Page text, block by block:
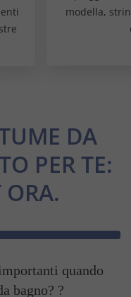
modella,
DA
PER TE:
ORA.